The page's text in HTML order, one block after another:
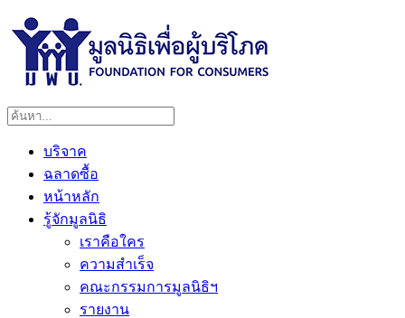
บริจาค
ฉลาดซื้อ
หน้าหลัก
รู้จักมูลนิธิ
เราคือใคร
ความสำเร็จ
คณะกรรมการมูลนิธิฯ
รายงาน